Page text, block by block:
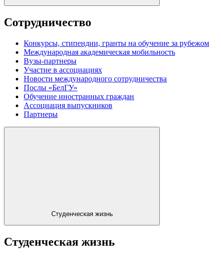
Сотрудничество
Конкурсы, стипендии, гранты на обучение за рубежом
Международная академическая мобильность
Вузы-партнеры
Участие в ассоциациях
Новости международного сотрудничества
Послы «БелГУ»
Обучение иностранных граждан
Ассоциация выпускников
Партнеры
Студенческая жизнь
Студенческая жизнь